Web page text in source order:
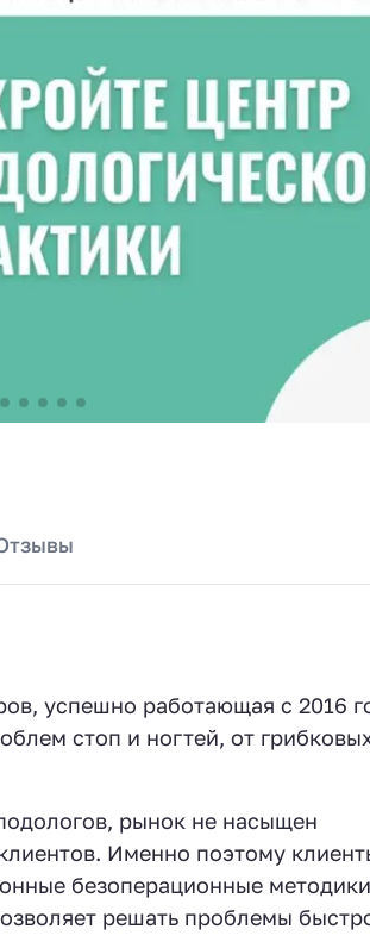
успешно работающая с 2016
стоп и ногтей, от
рынок не насыщен
Именно поэтому
безоперационные методики
решать проблемы